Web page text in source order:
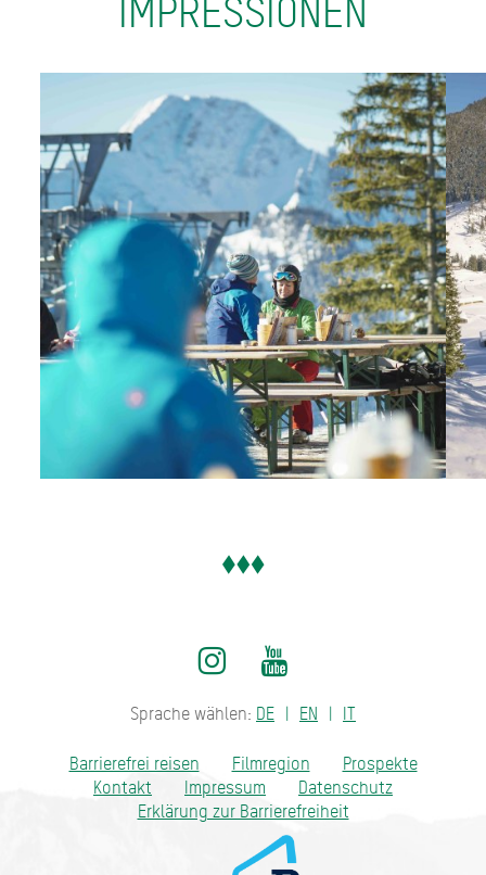
IMPRESSIONEN
Sprache wählen: DE EN IT
Barrierefrei reisen Filmregion
Prospekte
Kontakt
Impressum
Datenschutz
Erklärung zur Barrierefreiheit